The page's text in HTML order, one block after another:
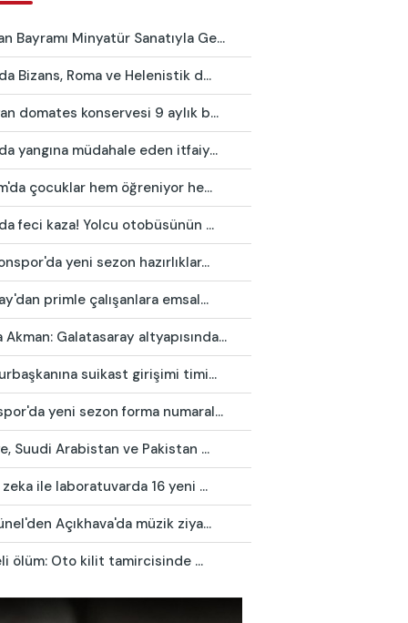
Bayramı Minyatür Sanatıyla Ge...
Bizans, Roma ve Helenistik d...
domates konservesi 9 aylık b...
yangına müdahale eden itfaiy...
çocuklar hem öğreniyor he...
feci kaza! Yolcu otobüsünün ...
yeni sezon hazırlıklar...
primle çalışanlara emsal...
Akman: Galatasaray altyapısında...
suikast girişimi timi...
yeni sezon forma numaral...
Suudi Arabistan ve Pakistan ...
zeka ile laboratuvarda 16 yeni ...
Açıkhava'da müzik ziya...
ölüm: Oto kilit tamircisinde ...